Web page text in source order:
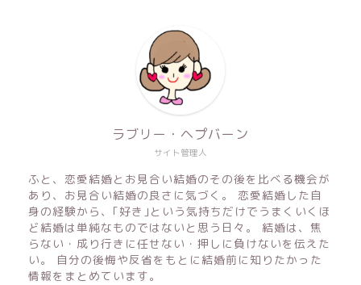
サイト管理人
ラブリー・ヘプバーン
ふと、恋愛結婚とお見合い結婚のその後を比べる機会が
あり、お見合い結婚の良さに気づく。 恋愛結婚した自
身の経験から、｢好き｣という気持ちだけでうまくいくほ
ど結婚は単純なものではないと思う日々。 結婚は、焦
らない・成り行きに任せない・押しに負けないを伝えた
い。 自分の後悔や反省をもとに結婚前に知りたかった
情報をまとめています。